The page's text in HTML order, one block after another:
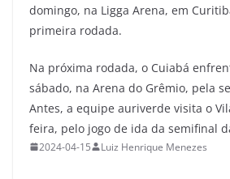
domingo, na Ligga Arena, em
primeira rodada.
Na próxima rodada, o Cuiabá
sábado, na Arena do Grêmio, pela
Antes, a equipe auriverde visita o
feira, pelo jogo de ida da semifinal
2024-04-15 Luiz Henrique Menezes